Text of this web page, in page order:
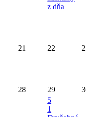
z dňa
21 22
28 29
5
1